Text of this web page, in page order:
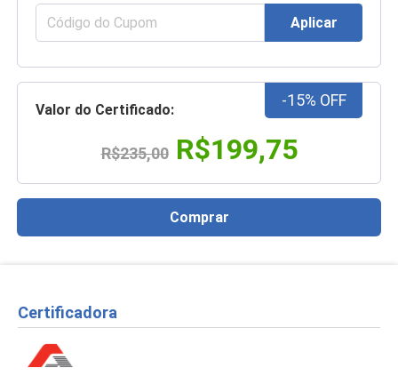
Aplicar
Valor do Certificado:
R$235,00 R$199,75
-15% OFF
Comprar
Certificadora